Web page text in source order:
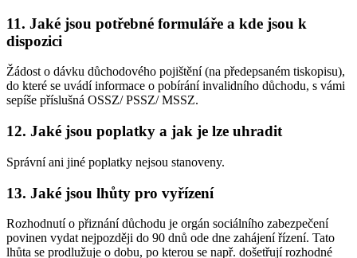
11. Jaké jsou potřebné formuláře a kde jsou k
dispozici
Žádost o dávku důchodového pojištění (na předepsaném tiskopisu),
do které se uvádí informace o pobírání invalidního důchodu, s vámi
sepíše příslušná OSSZ/ PSSZ/ MSSZ.
12. Jaké jsou poplatky a jak je lze uhradit
Správní ani jiné poplatky nejsou stanoveny.
13. Jaké jsou lhůty pro vyřízení
Rozhodnutí o přiznání důchodu je orgán sociálního zabezpečení
povinen vydat nejpozději do 90 dnů ode dne zahájení řízení. Tato
lhůta se prodlužuje o dobu, po kterou se např. došetřují rozhodné